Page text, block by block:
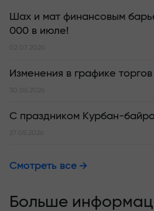
Шах и мат финансовым
000 в июле!
02.07.2026
Изменения в графике
30.06.2026
С праздником Курбан-
27.05.2026
Смотреть все
Больше